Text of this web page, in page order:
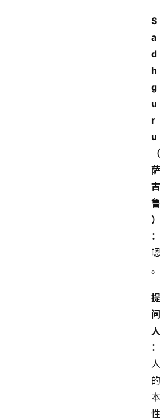
S
a
d
h
g
u
r
u
（
萨
古
鲁
）
：
嗯
。
提
问
人
：
人
的
本
性